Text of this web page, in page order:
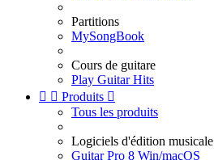
Partitions
MySongBook
Cours de guitare
Play Guitar Hits
  Produits 
Tous les produits
Logiciels d'édition musicale
Guitar Pro 8 Win/macOS